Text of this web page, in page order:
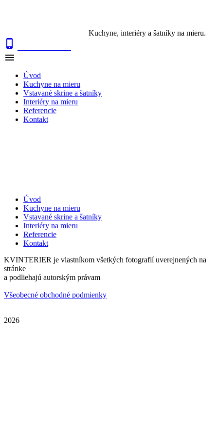
Kuchyne, interiéry a šatníky na mieru.


Úvod
Kuchyne na mieru
Vstavané skrine a šatníky
Interiéry na mieru
Referencie
Kontakt
Úvod
Kuchyne na mieru
Vstavané skrine a šatníky
Interiéry na mieru
Referencie
Kontakt
KVINTERIER je vlastníkom všetkých fotografií uverejnených na
stránke
a podliehajú autorským právam
Všeobecné obchodné podmienky
2026